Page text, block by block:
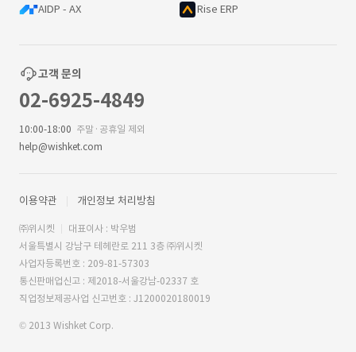
AIDP - AX Rise ERP
고객 문의
02-6925-4849
10:00-18:00 주말·공휴일 제외
help@wishket.com
이용약관 개인정보 처리방침
㈜위시켓
대표이사 : 박우범
서울특별시 강남구 테헤란로 211 3층 ㈜위시켓
사업자등록번호 : 209-81-57303
통신판매업신고 : 제2018-서울강남-02337 호
직업정보제공사업 신고번호 : J1200020180019
© 2013 Wishket Corp.